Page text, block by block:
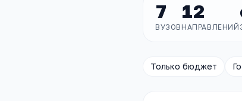
7
ВУЗОВ
12
НАПРАВЛЕНИЙ
Только бюджет